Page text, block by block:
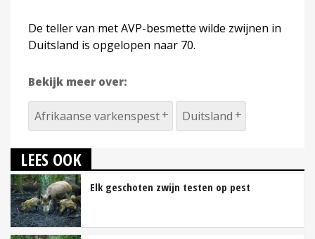
De teller van met AVP-besmette wilde zwijnen in
Duitsland is opgelopen naar 70.
Bekijk meer over:
Afrikaanse varkenspest Duitsland
LEES OOK
Elk geschoten zwijn testen op pest